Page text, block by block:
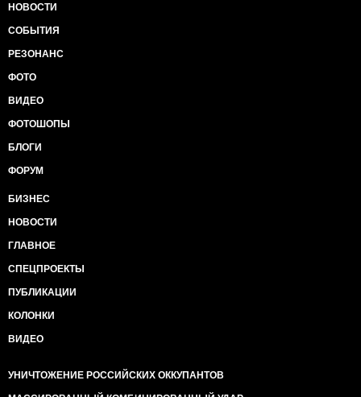
НОВОСТИ
СОБЫТИЯ
РЕЗОНАНС
ФОТО
ВИДЕО
ФОТОШОПЫ
БЛОГИ
ФОРУМ
БИЗНЕС
НОВОСТИ
ГЛАВНОЕ
СПЕЦПРОЕКТЫ
ПУБЛИКАЦИИ
КОЛОНКИ
ВИДЕО
УНИЧТОЖЕНИЕ РОССИЙСКИХ ОККУПАНТОВ